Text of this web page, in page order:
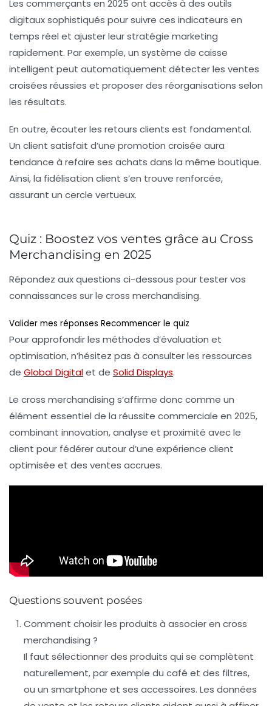
Les commerçants en 2025 ont accès à des outils
digitaux sophistiqués pour suivre ces indicateurs en
temps réel et ajuster leurstratégie marketing
rapidement. Par exemple, un système de caisse
intelligent peut automatiquement détecter les ventes
croisées réussies et proposer des réorganisations selon
les résultats.
En outre, écouter les retours clients est fondamental.
Un client satisfait d’une promotion croisée aura
tendance à refaire ses achats dans la même boutique.
Ainsi, la fidélisation client s’en trouve renforcée,
assurant un cercle vertueux.
Quiz : Boostez vos ventes grâce au Cross
Merchandising en 2025
Répondez aux questions ci-dessous pour tester vos
connaissances sur le cross merchandising.
Valider mes réponses Recommencer le quiz
Pour approfondir les méthodes d’évaluation et
optimisation, n’hésitez pas à consulter les ressources
de Global Digitalet de Solid Displays.
Le cross merchandising s’affirme donc comme un
élément essentiel de la réussite commerciale en 2025,
combinant innovation, analyse et proximité avec le
client pour fédérer autour d’une expérience client
optimisée et des ventes accrues.
Questions souvent posées
Comment choisir les produits à associer en cross
merchandising ?
Il faut sélectionner des produits qui se complètent
naturellement, par exemple du café et des filtres,
ou un smartphone et ses accessoires. Les données